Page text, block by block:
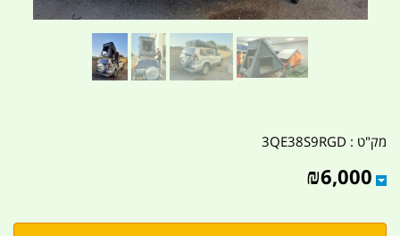
מק"ט : 3QE38S9RGD
₪6,000